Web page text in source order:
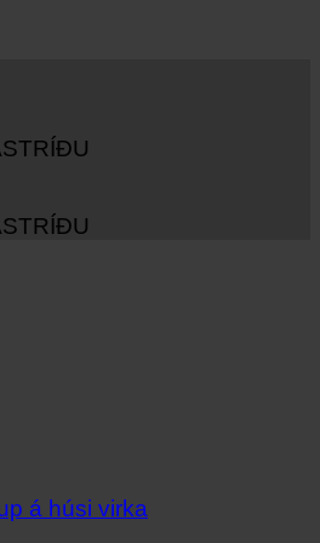
á húsi virka